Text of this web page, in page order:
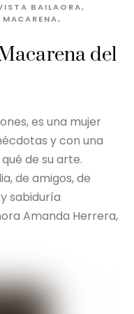
del
BAILAORA,
MACARENA,
es una mujer
y con una
de su arte.
de amigos, de
sabiduría
Amanda Herrera,